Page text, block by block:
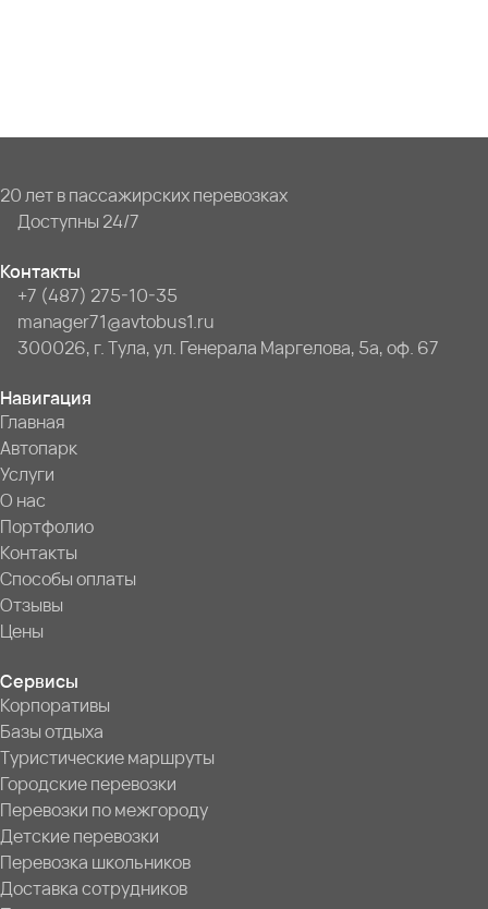
20 лет в пассажирских перевозках
Доступны 24/7
Контакты
+7 (487) 275-10-35
manager71@avtobus1.ru
300026, г. Тула, ул. Генерала Маргелова, 5а, оф. 67
Навигация
Главная
Автопарк
Услуги
О нас
Портфолио
Контакты
Способы оплаты
Отзывы
Цены
Сервисы
Корпоративы
Базы отдыха
Туристические маршруты
Городские перевозки
Перевозки по межгороду
Детские перевозки
Перевозка школьников
Доставка сотрудников